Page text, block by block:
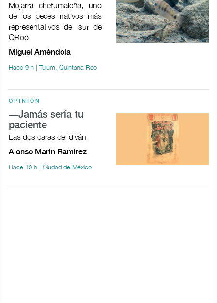
Mojarra chetumaleña, uno
de los peces nativos más
representativos del sur de
QRoo
Miguel Améndola
Hace 9 h | Tulum, Quintana Roo
OPINIÓN
—Jamás sería tu
paciente
Las dos caras del diván
Alonso Marín Ramírez
Hace 10 h | Ciudad de México